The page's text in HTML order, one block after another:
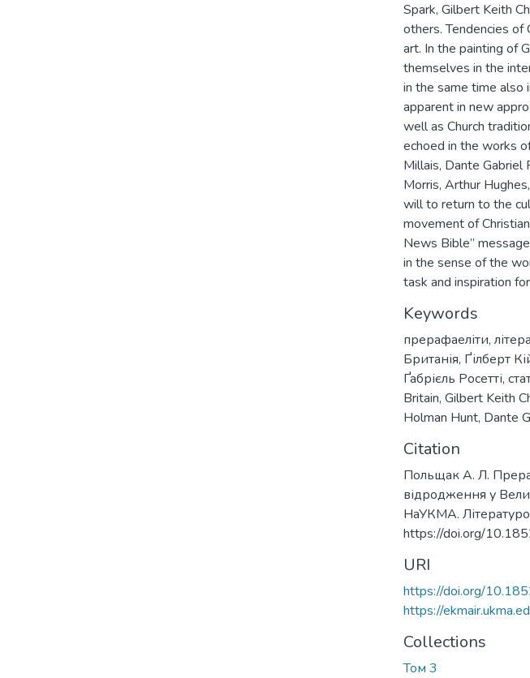
Spark, Gilbert Keith
others. Tendencies
art. In the painting of
themselves in the
in the same time also
apparent in new
well as Church
echoed in the works
Millais, Dante
Morris, Arthur
will to return to the
movement of
News Bible”
in the sense of the
task and inspiration
Keywords
прерафаеліти,
Британія, Ґілберт
Ґабрієль Росетті,
Britain, Gilbert Keith
Holman Hunt, Dante
Citation
Польщак А. Л.
відродження у
НаУКМА.
https://doi.org/
URI
https://doi.org/
https://
Collections
Том 3